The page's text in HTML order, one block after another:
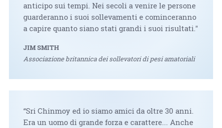
anticipo sui tempi. Nei secoli a venire le persone
guarderanno i suoi sollevamenti e cominceranno
a capire quanto siano stati grandi i suoi risultati."
JIM SMITH
Associazione britannica dei sollevatori di pesi amatoriali
“Sri Chinmoy ed io siamo amici da oltre 30 anni.
Era un uomo di grande forza e carattere... Anche